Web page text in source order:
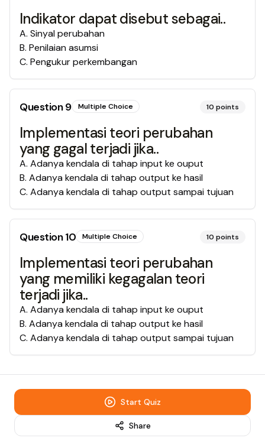
Indikator dapat disebut sebagai..
A. Sinyal perubahan
B. Penilaian asumsi
C. Pengukur perkembangan
Question9 Multiple Choice 10 points
Implementasi teori perubahan
yang gagal terjadi jika..
A. Adanya kendala di tahap input ke ouput
B. Adanya kendala di tahap output ke hasil
C. Adanya kendala di tahap output sampai tujuan
Question10 Multiple Choice 10 points
Implementasi teori perubahan
yang memiliki kegagalan teori
terjadi jika..
A. Adanya kendala di tahap input ke ouput
B. Adanya kendala di tahap output ke hasil
C. Adanya kendala di tahap output sampai tujuan
Start Quiz
Share